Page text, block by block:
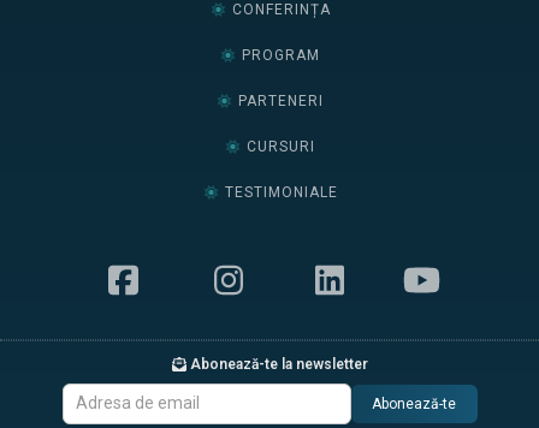
CONFERINȚA
PROGRAM
PARTENERI
CURSURI
TESTIMONIALE
Abonează-te la newsletter
Abonează-te